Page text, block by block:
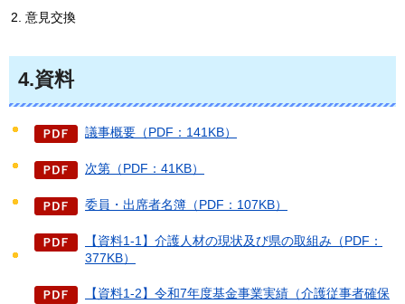
意見交換
4.資料
議事概要（PDF：141KB）
次第（PDF：41KB）
委員・出席者名簿（PDF：107KB）
【資料1-1】介護人材の現状及び県の取組み（PDF：
377KB）
【資料1-2】令和7年度基金事業実績（介護従事者確保